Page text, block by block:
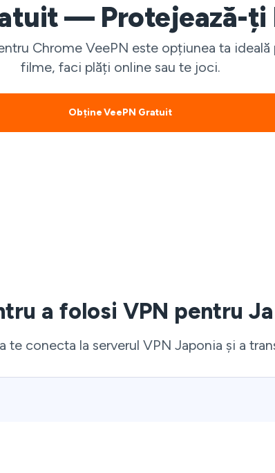
— Protejează-ți
Chrome VeePN este opțiunea ta
filme, faci plăți online sau te joci.
Obține VeePN Gratuit
a folosi VPN pentru
te conecta la serverul VPN Japonia și a